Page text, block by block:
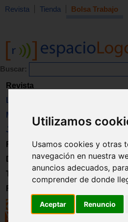
Utilizamos
Usamos cookies y otras
navegación en nuestra
anuncios adecuados,
comprender de donde
Aceptar Renuncio
Revista Tienda Bolsa Trabajo
Buscar:
Revista
Libros
Material
Juguetes
Formación
Directorio
Trabajo
Registro